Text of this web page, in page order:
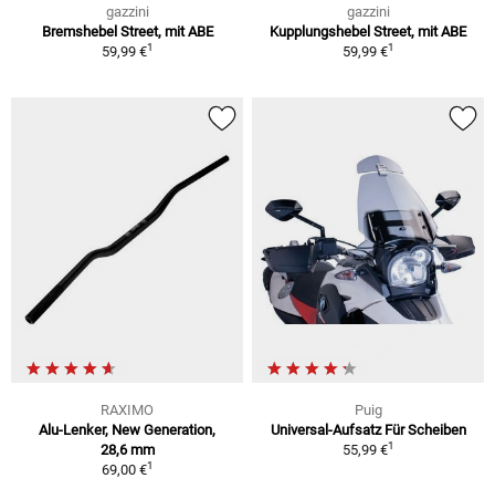
gazzini
Bremshebel Street, mit ABE
59,99 €1
gazzini
Kupplungshebel Street, mit ABE
59,99 €1
RAXIMO
Alu-Lenker, New Generation,
28,6 mm
69,00 €1
Puig
Universal-Aufsatz Für Scheiben
55,99 €1